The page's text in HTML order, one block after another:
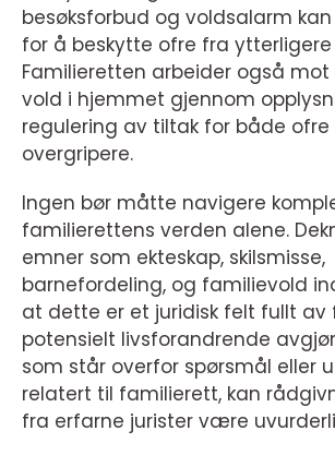
besøksforbud og voldsalarm
for å beskytte ofre fra ytterligere
Familieretten arbeider også
vold i hjemmet gjennom
regulering av tiltak for både ofre
overgripere.
Ingen bør måtte navigere
familierettens verden alene.
emner som ekteskap, skilsmisse,
barnefordeling, og familievold
at dette er et juridisk felt fullt av
potensielt livsforandrende
som står overfor spørsmål eller
relatert til familierett, kan
fra erfarne jurister være